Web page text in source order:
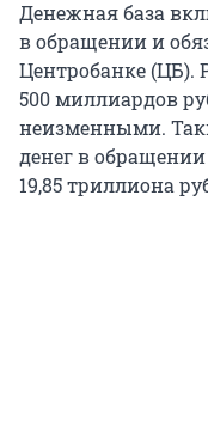
Денежная база
в обращении и
Центробанке (ЦБ).
500 миллиардов
неизменными.
денег в обращении
19,85 триллиона